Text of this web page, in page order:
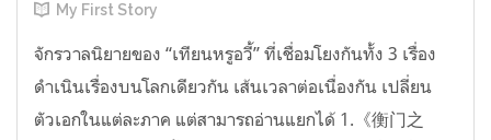
My First Story
จักรวาลนิยายของ “เทียนหรูอวี้” ที่เชื่อมโยงกันทั้ง 3 เรื่อง
ดำเนินเรื่องบนโลกเดียวกัน เส้นเวลาต่อเนื่องกัน เปลี่ยน
ตัวเอกในแต่ละภาค แต่สามารถอ่านแยกได้ 1.《衡门之